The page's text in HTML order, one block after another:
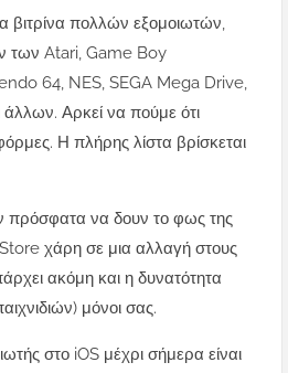
βιτρίνα πολλών εξομοιωτών,
των Atari, Game Boy
64, NES, SEGA Mega Drive,
Αρκεί να πούμε ότι
Η πλήρης λίστα βρίσκεται
πρόσφατα να δουν το φως της
χάρη σε μια αλλαγή στους
ακόμη και η δυνατότητα
μόνοι σας.
στο iOS μέχρι σήμερα είναι